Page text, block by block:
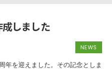
しました
NEWS
年を迎えました。その記念としま